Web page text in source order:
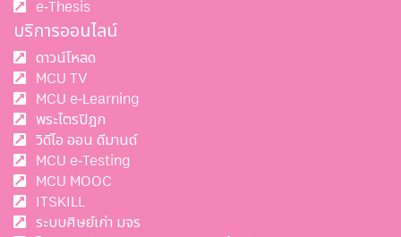
e-Thesis
บริการออนไลน์
ดาวน์โหลด
MCU TV
MCU e-Learning
พระไตรปิฎก
วิดีโอ ออน ดีมานด์
MCU e-Testing
MCU MOOC
ITSKILL
ระบบศิษย์เก่า มจร